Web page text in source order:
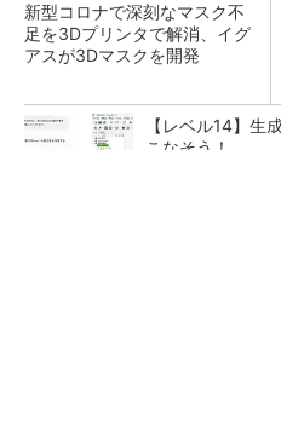
新型コロナで深刻なマスク不
足を3Dプリンタで解消、イグ
アスが3Dマスクを開発
【レベル14】生
こなそう！